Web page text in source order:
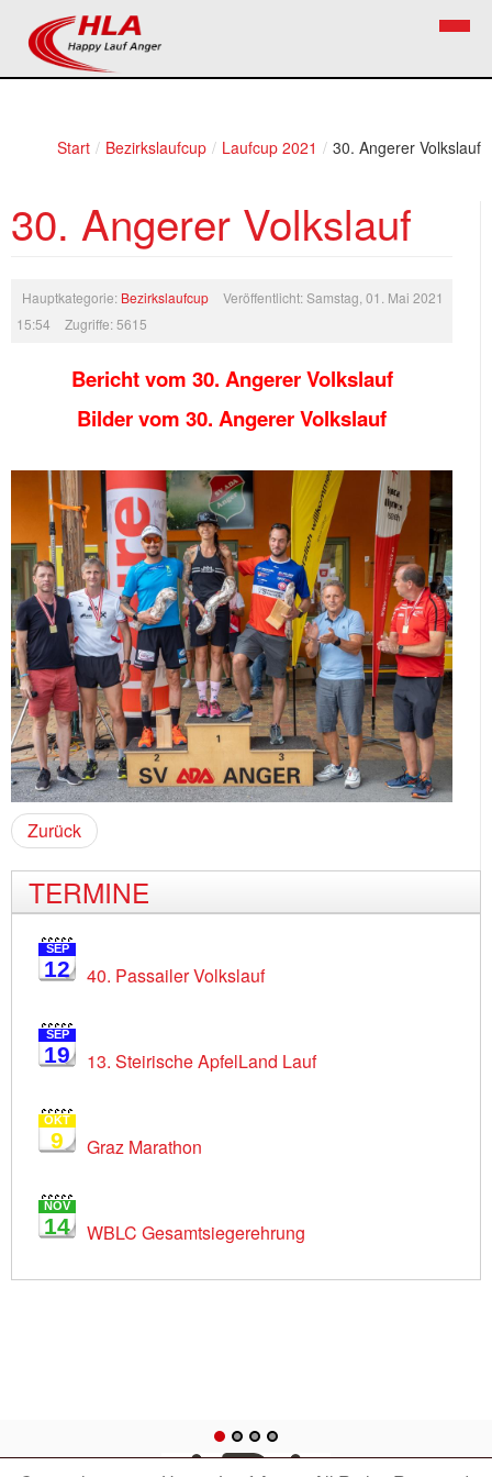
Start / Bezirkslaufcup / Laufcup 2021 / 30. Angerer Volkslauf
30. Angerer Volkslauf
Hauptkategorie: Bezirkslaufcup
Veröffentlicht: Samstag, 01. Mai 2021
15:54
Zugriffe: 5615
Bericht vom 30. Angerer Volkslauf
Bilder vom 30. Angerer Volkslauf
Zurück
TERMINE
SEP
12 40. Passailer Volkslauf
SEP
19 13. Steirische ApfelLand Lauf
OKT
9 Graz Marathon
NOV
14 WBLC Gesamtsiegerehrung
Kontakt
Bezirkslaufcup
Firekids